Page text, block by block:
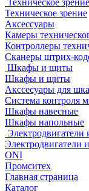
Техническое зрение
Техническое зрение
Аксессуары
Камеры
Контроллеры
Сканеры штрих-
Шкафы и щиты
Шкафы и щиты
Акссесуары для
Система контроля
Шкафы навесные
Шкафы напольные
Электродвигатели
ONI
Промситех
Главная страница
Каталог